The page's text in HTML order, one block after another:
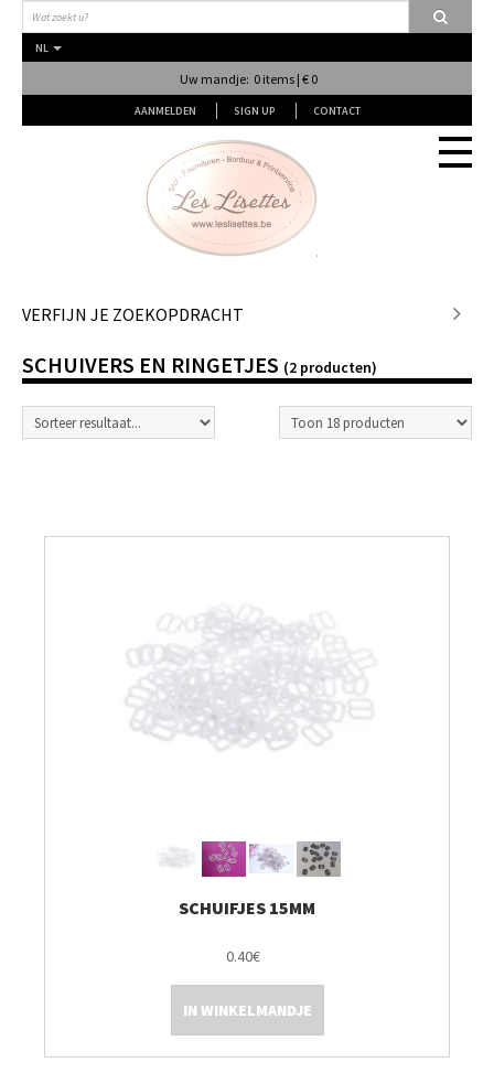
NL
Uw mandje: 0 items | € 0
AANMELDEN SIGN UP CONTACT
Fournituren
Naai & Breiatelier
Breien & Haken
Gepersonaliseerd
Machines en Toebehoren
VERFIJN JE ZOEKOPDRACHT
SCHUIVERS EN RINGETJES (2 producten)
SCHUIFJES 15MM
0.40€
IN WINKELMANDJE